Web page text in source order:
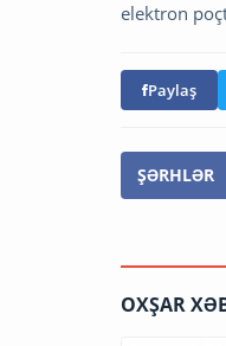
elektron
Paylaş
ŞƏRHLƏR
OXŞAR